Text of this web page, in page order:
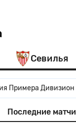
Севилья
Примера Дивизион
Последние матчи